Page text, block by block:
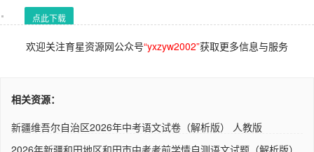
点此下载
欢迎关注育星资源网公众号“yxzyw2002”获取更多信息与服务
相关资源：
新疆维吾尔自治区2026年中考语文试卷（解析版） 人教版
2026年新疆和田地区和田市中考考前学情自测语文试题（解析版）